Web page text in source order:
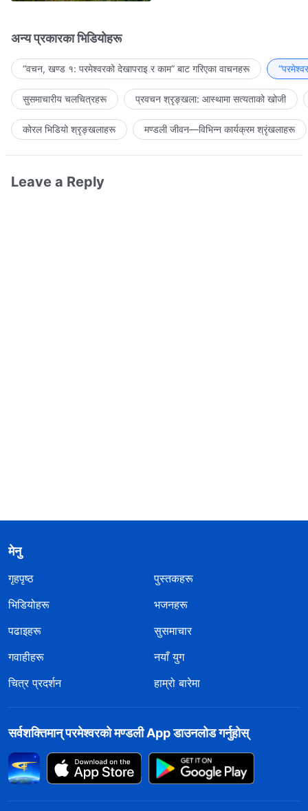
अन्य प्रकारका भिडियोहरू
“वचन, खण्ड १: परमेश्‍वरको देखापराइ र काम” बाट गरिएका वाचनहरू
सुसमाचारीय चलचित्रहरू प्रवचन श्रृङ्खला: आस्थामा सत्यताको खोजी
कोरल भिडियो श्रृङ्खलाहरू मण्डली जीवन—विभिन्‍न कार्यक्रम श्रृंखलाहरू
Leave a Reply
मेनु
गृहपृष्ठ
पुस्तकहरू
भिडियोहरू
भजनहरू
पढाइहरू
सुसमाचार
गवाहीहरू
नयाँ युग
चित्र प्रदर्शन
हाम्रो बारेमा
सर्वशक्तिमान्‌ परमेश्‍वरको मण्डली App डाउनलोड गर्नुहोस्